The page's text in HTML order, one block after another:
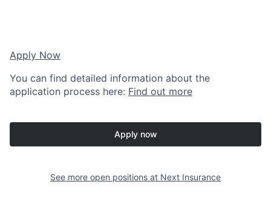
Apply Now
You can find detailed information about the
application process here: Find out more
Apply now
See more open positions at Next Insurance